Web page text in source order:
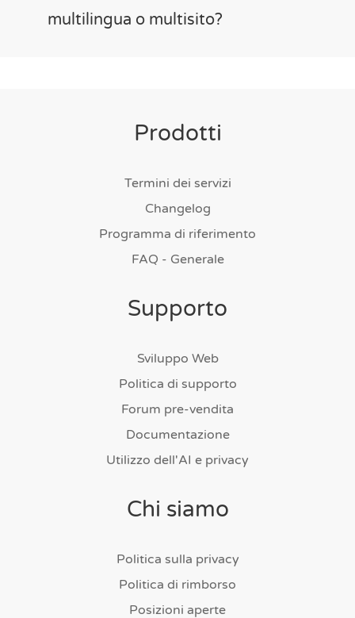
multilingua o multisito?
Prodotti
Termini dei servizi
Changelog
Programma di riferimento
FAQ - Generale
Supporto
Sviluppo Web
Politica di supporto
Forum pre-vendita
Documentazione
Utilizzo dell'AI e privacy
Chi siamo
Politica sulla privacy
Politica di rimborso
Posizioni aperte